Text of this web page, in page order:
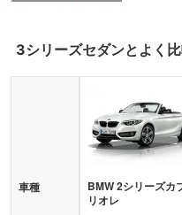
3シリーズセダンとよく
車種 BMW2シリーズカ
リオレ